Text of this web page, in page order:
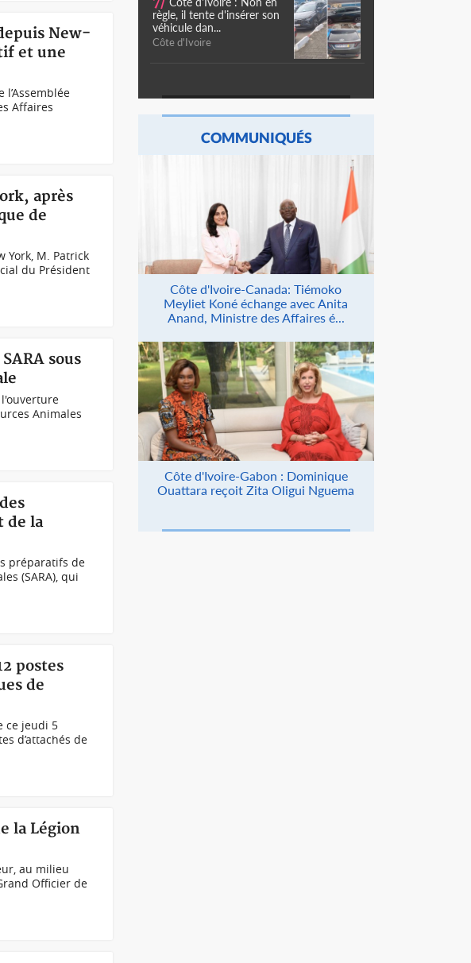
New-
et une
Affaires
après
de
York, M. Patrick
du Président
sous
Animales
de la
préparatifs de
(SARA), qui
postes
de
ce jeudi 5
d’attachés de
la Légion
au milieu
Officier de
règle, il tente d'insérer son
véhicule dan...
Côte d'Ivoire
COMMUNIQUÉS
Côte d'Ivoire-Canada: Tiémoko
Meyliet Koné échange avec Anita
Anand, Ministre des Affaires é...
Côte d'Ivoire-Gabon : Dominique
Ouattara reçoit Zita Oligui Nguema